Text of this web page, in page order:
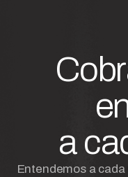
a
Entendemos a